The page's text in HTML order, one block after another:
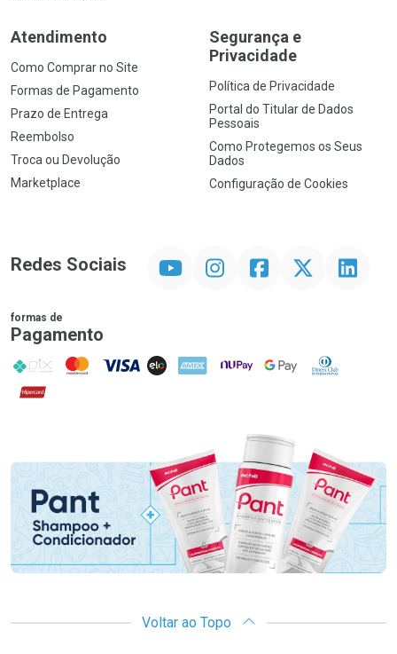
Atendimento
Como Comprar no Site
Formas de Pagamento
Prazo de Entrega
Reembolso
Troca ou Devolução
Marketplace
Segurança e
Privacidade
Política de Privacidade
Portal do Titular de Dados
Pessoais
Como Protegemos os Seus
Dados
Configuração de Cookies
Redes Sociais InstagramFacebookTwitter Linkedin
formas de
Pagamento
PIX MasterCard
VISA ELO AMEX NuPay Google PayDiners Club
Hipercard
Voltar ao Topo